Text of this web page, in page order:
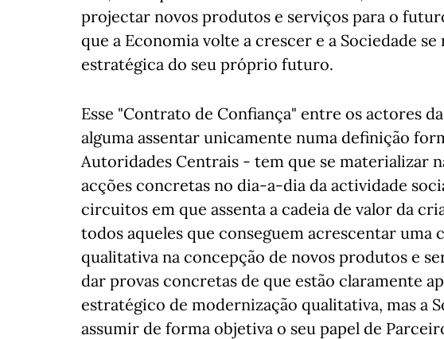
projectar novos produtos e serviços para o
que a Economia volte a crescer e a Sociedade
estratégica do seu próprio futuro.
Esse "Contrato de Confiança" entre os actores
alguma assentar unicamente numa definição
Autoridades Centrais - tem que se materializar
acções concretas no dia-a-dia da actividade
circuitos em que assenta a cadeia de valor da
todos aqueles que conseguem acrescentar
qualitativa na concepção de novos produtos e
dar provas concretas de que estão claramente
estratégico de modernização qualitativa, mas a
assumir de forma objetiva o seu papel de